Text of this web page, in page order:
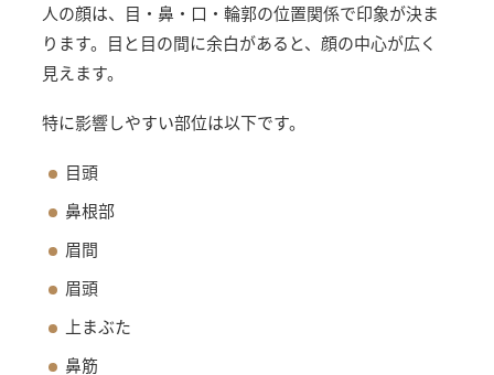
人の顔は、目・鼻・口・輪郭の位置関係で印象が決ま
ります。目と目の間に余白があると、顔の中心が広く
見えます。
特に影響しやすい部位は以下です。
目頭
鼻根部
眉間
眉頭
上まぶた
鼻筋